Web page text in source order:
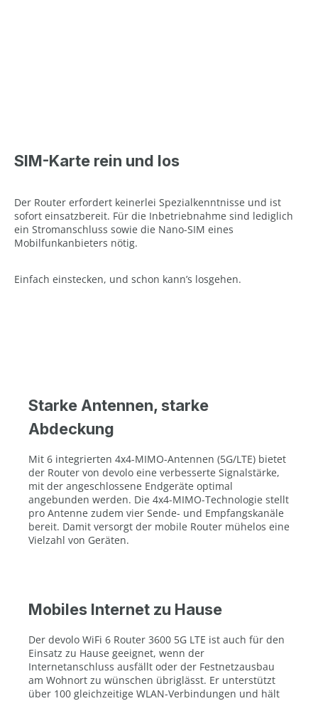
SIM-Karte rein und los
Der Router erfordert keinerlei Spezialkenntnisse und ist
sofort einsatzbereit. Für die Inbetriebnahme sind lediglich
ein Stromanschluss sowie die Nano-SIM eines
Mobilfunkanbieters nötig.
Einfach einstecken, und schon kann’s losgehen.
Starke Antennen, starke
Abdeckung
Mit 6 integrierten 4x4-MIMO-Antennen (5G/LTE) bietet
der Router von devolo eine verbesserte Signalstärke,
mit der angeschlossene Endgeräte optimal
angebunden werden. Die 4x4-MIMO-Technologie stellt
pro Antenne zudem vier Sende- und Empfangskanäle
bereit. Damit versorgt der mobile Router mühelos eine
Vielzahl von Geräten.
Mobiles Internet zu Hause
Der devolo WiFi 6 Router 3600 5G LTE ist auch für den
Einsatz zu Hause geeignet, wenn der
Internetanschluss ausfällt oder der Festnetzausbau
am Wohnort zu wünschen übriglässt. Er unterstützt
über 100 gleichzeitige WLAN-Verbindungen und hält